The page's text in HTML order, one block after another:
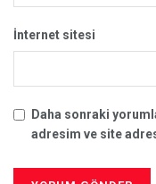
İnternet sitesi
Daha sonraki
adresim ve site